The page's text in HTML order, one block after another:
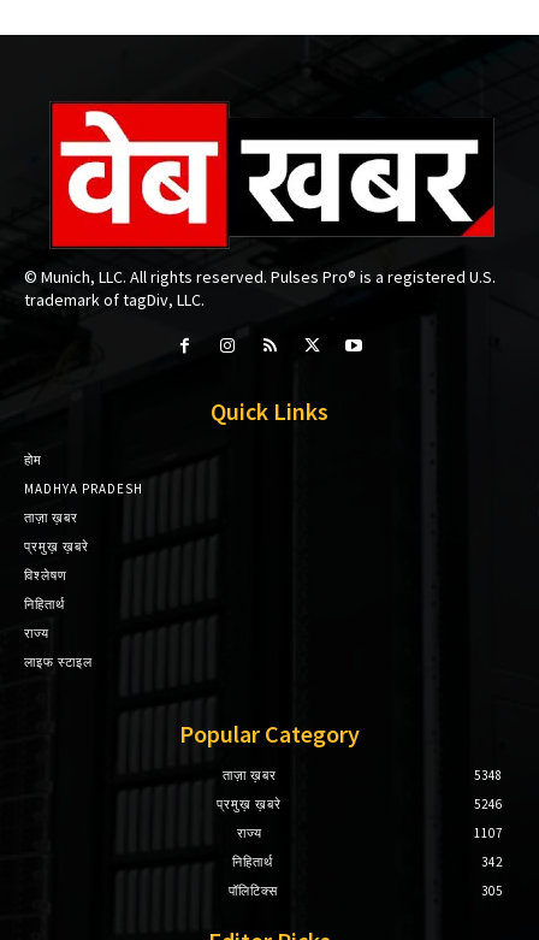
© Munich, LLC. All rights reserved. Pulses Pro® is a registered U.S.
trademark of tagDiv, LLC.
Quick Links
होम
MADHYA PRADESH
ताज़ा ख़बर
प्रमुख़ ख़बरे
विश्लेषण
निहितार्थ
राज्य
लाइफ स्टाइल
Popular Category
ताज़ा ख़बर
5348
प्रमुख़ ख़बरे
5246
राज्य
1107
निहितार्थ
342
पॉलिटिक्स
305